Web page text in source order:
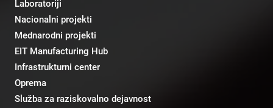
Laboratoriji
Nacionalni projekti
Mednarodni projekti
EIT Manufacturing Hub
Infrastrukturni center
Oprema
Služba za raziskovalno dejavnost